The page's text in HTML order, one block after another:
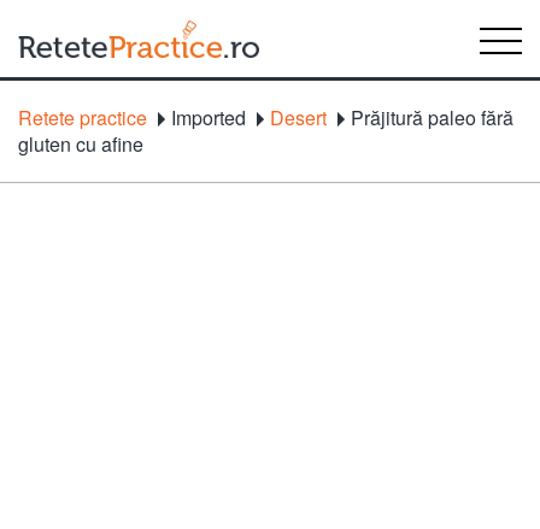
Retete practice Imported Desert
Prăjitură paleo fără
gluten cu afine